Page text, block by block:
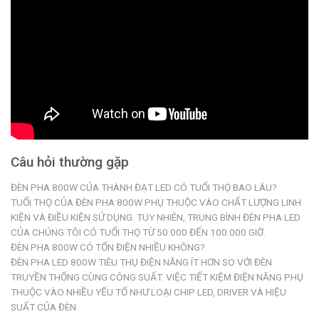
Câu hỏi thường gặp
ĐÈN PHA 800W CỦA THÀNH ĐẠT LED CÓ TUỔI THỌ BAO LÂU?
TUỔI THỌ CỦA ĐÈN PHA 800W PHỤ THUỘC VÀO CHẤT LƯỢNG LINH
KIỆN VÀ ĐIỀU KIỆN SỬ DỤNG. TUY NHIÊN, TRUNG BÌNH ĐÈN PHA LED
CỦA CHÚNG TÔI CÓ TUỔI THỌ TỪ 50.000 ĐẾN 100.000 GIỜ.
ĐÈN PHA 800W CÓ TỐN ĐIỆN NHIỀU KHÔNG?
ĐÈN PHA LED 800W TIÊU THỤ ĐIỆN NĂNG ÍT HƠN SO VỚI ĐÈN
TRUYỀN THỐNG CÙNG CÔNG SUẤT. VIỆC TIẾT KIỆM ĐIỆN NĂNG PHỤ
THUỘC VÀO NHIỀU YẾU TỐ NHƯ LOẠI CHIP LED, DRIVER VÀ HIỆU
SUẤT CỦA ĐÈN.